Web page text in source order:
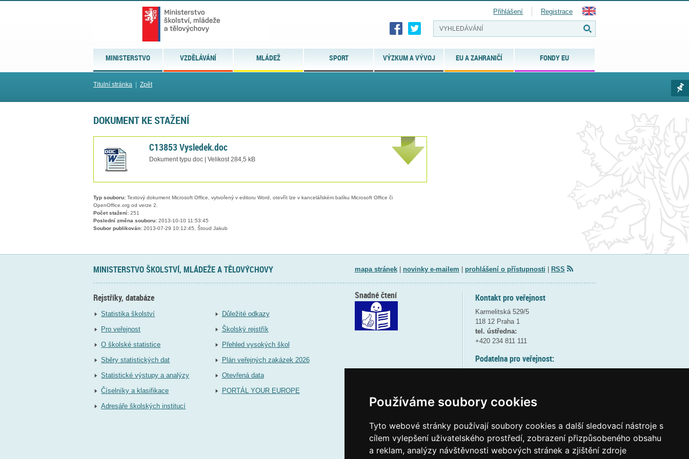
Používáme soubory cookies
Tyto webové stránky používají soubory cookies a další sledovací nástroje s
cílem vylepšení uživatelského prostředí, zobrazení přizpůsobeného obsahu
a reklam, analýzy návštěvnosti webových stránek a zjištění zdroje
MINISTERSTVO VZDĚLÁVÁNÍ MLÁDEŽ SPORT VÝZKUM A VÝVOJ EU A ZAHRANIČÍ FONDY EU
Přihlášení Registrace
Titulní stránka Zpět
DOKUMENT KE STAŽENÍ
C13853 Vysledek.doc
Dokument typu doc | Velikost 284,5 kB
Typ souboru: Textový dokument Microsoft Office, vytvořený v editoru Word, otevřít lze v kancelářském balíku Microsoft Office či
OpenOffice.org od verze 2.
Počet stažení: 251
Poslední změna souboru: 2013-10-10 11:53:45
Soubor publikován: 2013-07-29 10:12:45, Štoud Jakub
MINISTERSTVO ŠKOLSTVÍ, MLÁDEŽE A TĚLOVÝCHOVY mapa stránek| novinky e-mailem prohlášení o přístupnosti RSS
Rejstříky, databáze
Statistika školství
Pro veřejnost
O školské statistice
Sběry statistických dat
Statistické výstupy a analýzy
Číselníky a klasifikace
Adresáře školských institucí
Důležité odkazy
Školský rejstřík
Přehled vysokých škol
Plán veřejných zakázek 2026
Otevřená data
PORTÁL YOUR EUROPE
Kontakt pro veřejnost
Karmelitská 529/5
118 12 Praha 1
tel. ústředna:
+420 234 811 111
Podatelna pro veřejnost:
(více informací
Elektronická podatelna:
posta@msmtgov cz
Snadné čtení